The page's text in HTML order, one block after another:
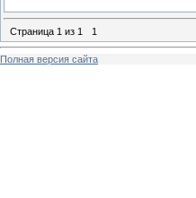
Страница 1 из 1 1
Полная версия сайта